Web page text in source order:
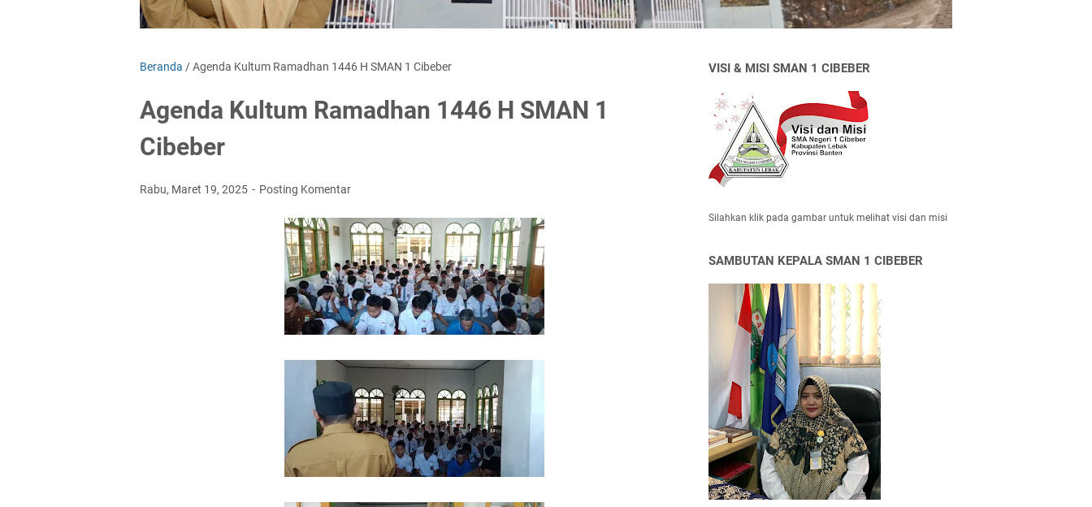
Beranda /Agenda Kultum Ramadhan 1446 H SMAN 1 Cibeber
Agenda Kultum Ramadhan 1446 H SMAN 1
Cibeber
Rabu, Maret 19, 2025 Posting Komentar
VISI & MISI SMAN 1 CIBEBER
Silahkan klik pada gambar untuk melihat visi dan misi
SAMBUTAN KEPALA SMAN 1 CIBEBER